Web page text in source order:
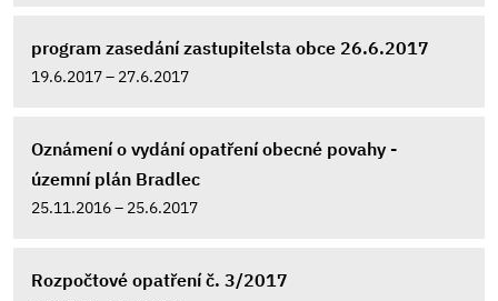
program zasedání zastupitelsta obce 26.6.2017
19.6.2017 – 27.6.2017
Oznámení o vydání opatření obecné povahy -
územní plán Bradlec
25.11.2016 – 25.6.2017
Rozpočtové opatření č. 3/2017